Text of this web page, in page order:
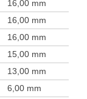
16,00 mm
16,00 mm
16,00 mm
15,00 mm
13,00 mm
6,00 mm